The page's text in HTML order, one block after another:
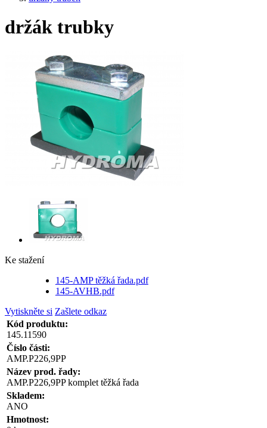
držák trubky
Ke stažení
145-AMP těžká řada.pdf
145-AVHB.pdf
Vytiskněte si Zašlete odkaz
Kód produktu:
145.11590
Číslo části:
AMP.P226,9PP
Název prod. řady:
AMP.P226,9PP komplet těžká řada
Skladem:
ANO
Hmotnost: